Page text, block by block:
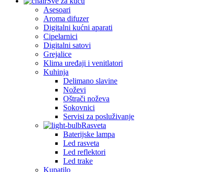
Asesoari
Aroma difuzer
Digitalni kućni aparati
Cipelarnici
Digitalni satovi
Grejalice
Klima uređaji i venitlatori
Kuhinja
Delimano slavine
Noževi
Oštrači noževa
Sokovnici
Servisi za posluživanje
Rasveta
Baterijske lampa
Led rasveta
Led reflektori
Led trake
Kupatilo